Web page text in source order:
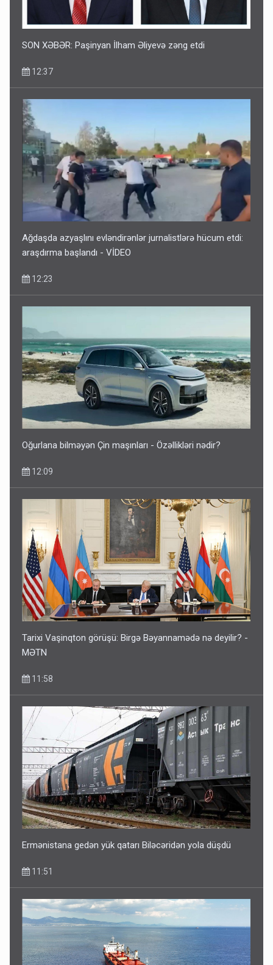
SON XƏBƏR: Paşinyan İlham Əliyevə zəng etdi
12:37
Ağdaşda azyaşlını evləndirənlər jurnalistlərə hücum etdi:
araşdırma başlandı - VİDEO
12:23
Oğurlana bilməyən Çin maşınları - Özəllikləri nədir?
12:09
Tarixi Vaşinqton görüşü: Birgə Bəyannamədə nə deyilir? -
MƏTN
11:58
Ermənistana gedən yük qatarı Biləcəridən yola düşdü
11:51